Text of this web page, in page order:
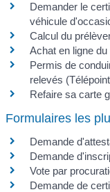
Demander le
véhicule
Calcul du
Achat en ligne
Permis de
relevés
Refaire sa carte
Formulaires les
Demande
Demande
Vote par
Demande de